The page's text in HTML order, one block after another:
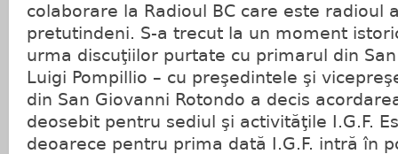
colaborare la Radioul BC care este radioul
pretutindeni. S-a trecut la un moment
urma discuţiilor purtate cu primarul din
Luigi Pompillio – cu preşedintele şi
din San Giovanni Rotondo a decis
deosebit pentru sediul şi activităţile I.G.F.
deoarece pentru prima dată I.G.F. intră în